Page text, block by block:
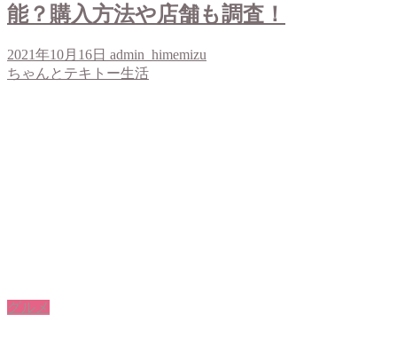
能？購入方法や店舗も調査！
2021年10月16日 admin_himemizu
ちゃんとテキトー生活
グルメ